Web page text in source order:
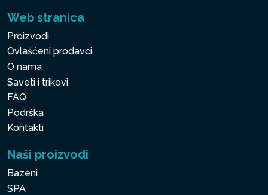
Web stranica
Proizvodi
Ovlašćeni prodavci
O nama
Saveti i trikovi
FAQ
Podrška
Kontakti
Naši proizvodi
Bazeni
SPA